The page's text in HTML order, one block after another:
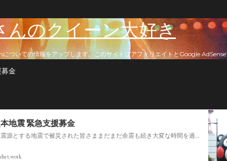
んのクイーン大好き
ついての情報をアップします。このサイトはアフィリエイトとGoogle AdSense
金
地震 緊急支援募金
今回の熊本を震源とする地震で被災された皆さままだまだ余震も続き大変な時間を過ごされていると思います。心よりお見舞い申し上げます